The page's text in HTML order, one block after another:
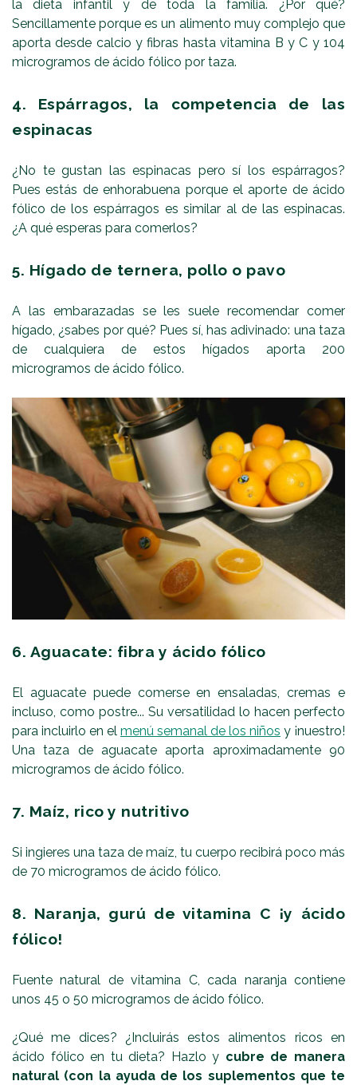
la dieta infantil y de toda la familia. ¿Por qué?
Sencillamente porque es un alimento muy complejo que
aporta desde calcio y fibras hasta vitamina B y C y 104
microgramos de ácido fólico por taza.
4. Espárragos, la competencia de las
espinacas
¿No te gustan las espinacas pero sí los espárragos?
Pues estás de enhorabuena porque el aporte de ácido
fólico de los espárragos es similar al de las espinacas.
¿A qué esperas para comerlos?
5. Hígado de ternera, pollo o pavo
A las embarazadas se les suele recomendar comer
hígado, ¿sabes por qué? Pues sí, has adivinado: una taza
de cualquiera de estos hígados aporta 200
microgramos de ácido fólico.
6. Aguacate: fibra y ácido fólico
El aguacate puede comerse en ensaladas, cremas e
incluso, como postre... Su versatilidad lo hacen perfecto
para incluirlo en el menú semanal de los niños y ¡nuestro!
Una taza de aguacate aporta aproximadamente 90
microgramos de ácido fólico.
7. Maíz, rico y nutritivo
Si ingieres una taza de maíz, tu cuerpo recibirá poco más
de 70 microgramos de ácido fólico.
8. Naranja, gurú de vitamina C ¡y ácido
fólico!
Fuente natural de vitamina C, cada naranja contiene
unos 45 o 50 microgramos de ácido fólico.
¿Qué me dices? ¿Incluirás estos alimentos ricos en
ácido fólico en tu dieta? Hazlo y cubre de manera
natural (con la ayuda de los suplementos que te